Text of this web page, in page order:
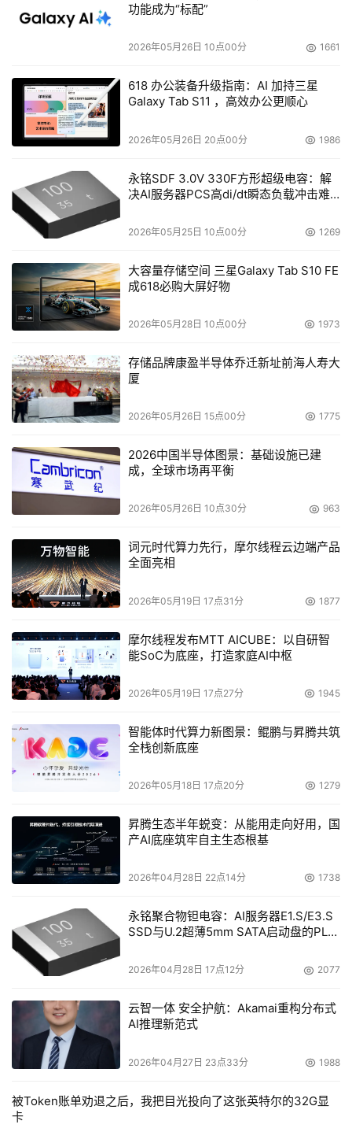
功能成为“标配”
2026年05月26日 10点00分 1661
618 办公装备升级指南：AI 加持三星
Galaxy Tab S11 ，高效办公更顺心
2026年05月26日 20点00分 1986
永铭SDF 3.0V 330F方形超级电容：解
决AI服务器PCS高di/dt瞬态负载冲击难
2026年05月25日 10点00分 1269
大容量存储空间 三星Galaxy Tab S10 FE
成618必购大屏好物
2026年05月28日 10点00分 1973
存储品牌康盈半导体乔迁新址前海人寿大
厦
2026年05月26日 15点00分 1775
2026中国半导体图景：基础设施已建
成，全球市场再平衡
2026年05月26日 10点30分 963
词元时代算力先行，摩尔线程云边端产品
全面亮相
2026年05月19日 17点31分 1877
摩尔线程发布MTT AICUBE：以自研智
能SoC为底座，打造家庭AI中枢
2026年05月19日 17点27分 1945
智能体时代算力新图景：鲲鹏与昇腾共筑
全栈创新底座
2026年05月18日 17点20分 1279
昇腾生态半年蜕变：从能用走向好用，国
产AI底座筑牢自主生态根基
2026年04月28日 22点14分 1738
永铭聚合物钽电容：AI服务器E1.S/E3.S
SSD与U.2超薄5mm SATA启动盘的PLP
2026年04月28日 17点12分 2077
云智一体 安全护航：Akamai重构分布式
AI推理新范式
2026年04月27日 23点33分 1988
被Token账单劝退之后，我把目光投向了这张英特尔的32G显
卡